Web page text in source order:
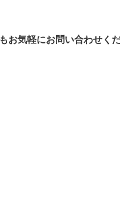
お気軽にお問い合わせく